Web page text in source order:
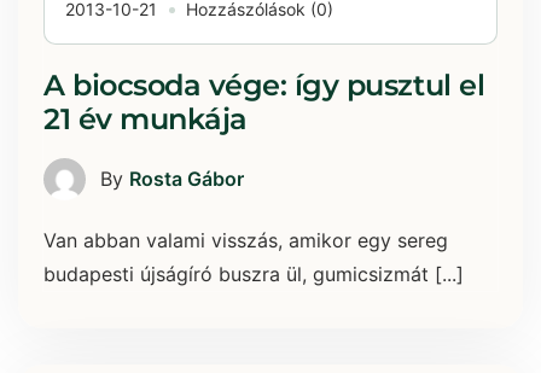
2013-10-21 Hozzászólások (0)
A biocsoda vége: így pusztul el
21 év munkája
By Rosta Gábor
Van abban valami visszás, amikor egy sereg
budapesti újságíró buszra ül, gumicsizmát [...]